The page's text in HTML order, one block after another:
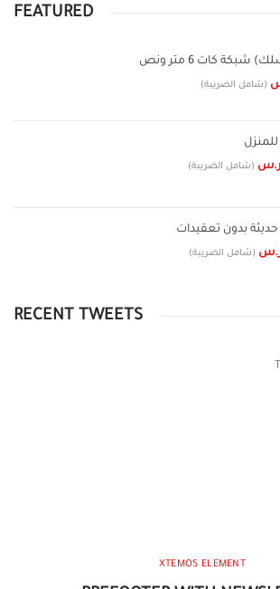
FEATURED
شبكة كات 6 متر ونص
(شامل الضريبة)
ر.س (شامل الضريبة)
بدون تعقيدات
(شامل الضريبة)
RECENT TWEETS
XTEMOS ELEMENT